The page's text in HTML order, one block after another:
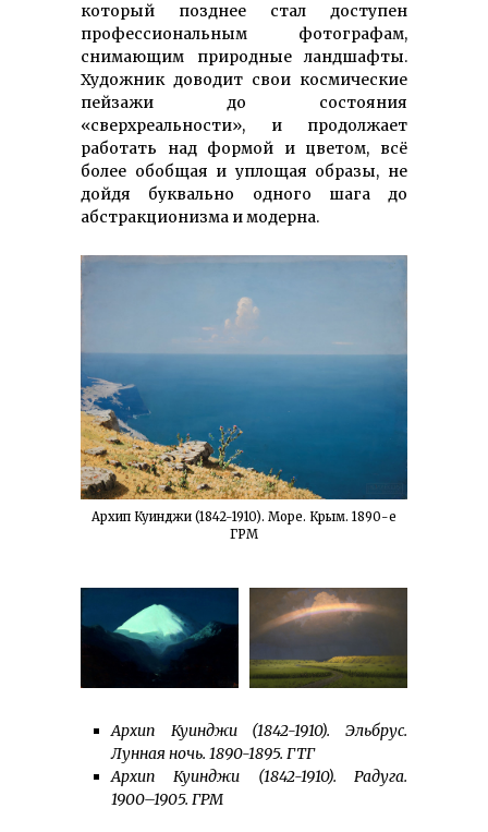
который позднее стал доступен
профессиональным фотографам,
снимающим природные ландшафты.
Художник доводит свои космические
пейзажи до состояния
«сверхреальности», и продолжает
работать над формой и цветом, всё
более обобщая и уплощая образы, не
дойдя буквально одного шага до
абстракционизма и модерна.
Архип Куинджи (1842-1910). Море. Крым. 1890-е
ГРМ
Архип Куинджи (1842-1910). Эльбрус.
Лунная ночь. 1890-1895. ГТГ
Архип Куинджи (1842-1910). Радуга.
1900–1905. ГРМ